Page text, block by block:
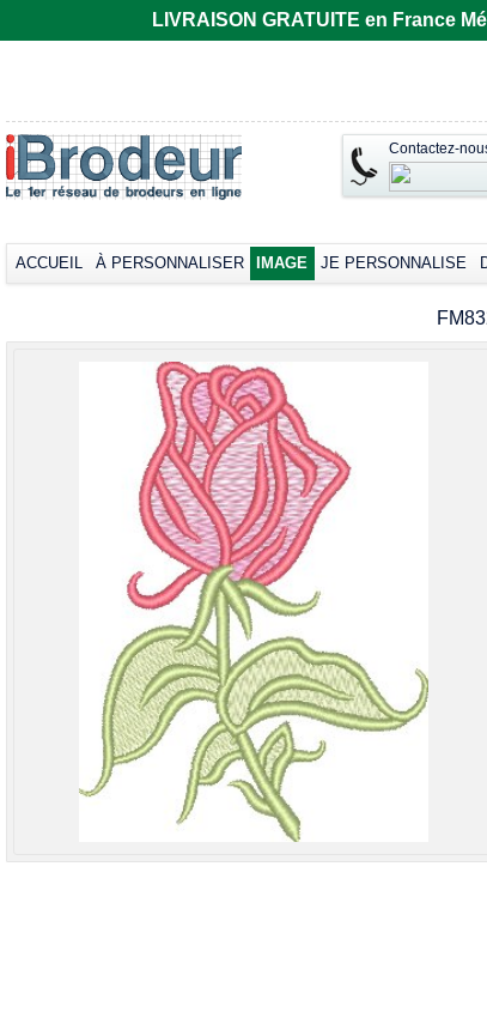
LIVRAISON GRATUITE en France
Contactez-
ACCUEIL À PERSONNALISER IMAGE JE PERSONNALISE
européenne,
manches courtes
col rond -
Collection LET
*
courtes
Broder dès33,66€
*